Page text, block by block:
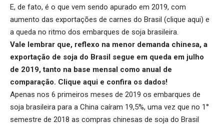
E, de fato, é o que vem sendo apurado em 2019, com
aumento das exportações de carnes do Brasil (clique aqui) e
a queda no ritmo dos embarques de soja brasileira.
Vale lembrar que, reflexo na menor demanda chinesa, a
exportação de soja do Brasil segue em queda em julho
de 2019, tanto na base mensal como anual de
comparação. Clique aqui e confira os dados!
Apenas nos 6 primeiros meses de 2019 os embarques de
soja brasileira para a China caíram 19,5%, uma vez que no 1°
semestre de 2018 as compras chinesas de soja do Brasil